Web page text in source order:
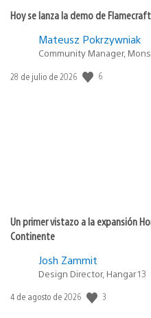
Hoy se lanza la demo de
Mateusz Pokrzywniak
Community Manager,
Fecha
28 de julio de 2026 6
Un primer vistazo a la expansión
Continente
Josh Zammit
Design Director, Hangar 13
Fecha
4 de agosto de 2026 3